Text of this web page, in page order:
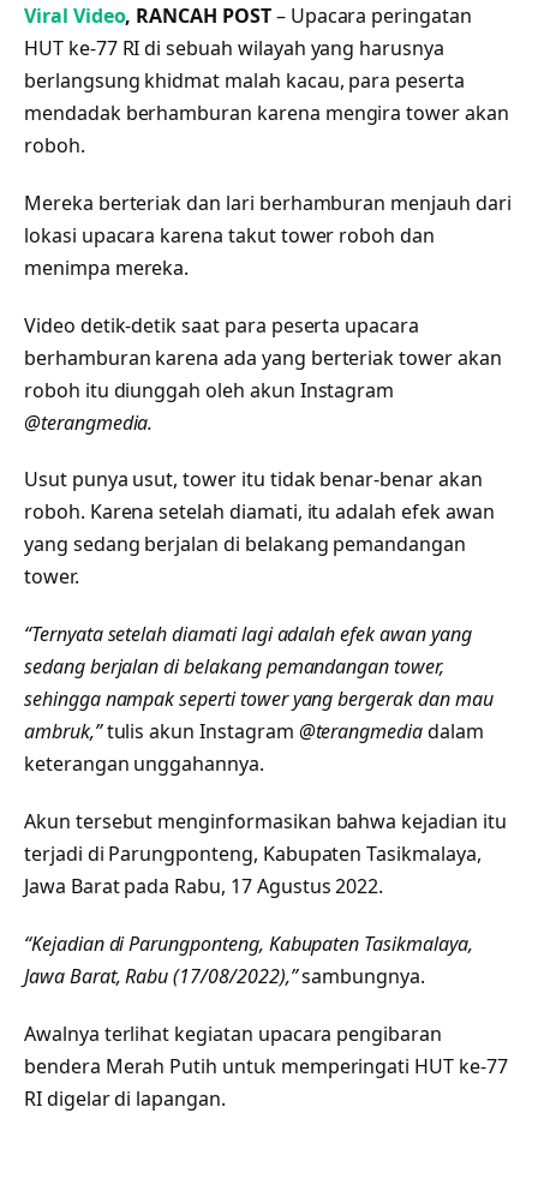
Viral Video, RANCAH POST– Upacara peringatan
HUT ke-77 RI di sebuah wilayah yang harusnya
berlangsung khidmat malah kacau, para peserta
mendadak berhamburan karena mengira tower akan
roboh.
Mereka berteriak dan lari berhamburan menjauh dari
lokasi upacara karena takut tower roboh dan
menimpa mereka.
Video detik-detik saat para peserta upacara
berhamburan karena ada yang berteriak tower akan
roboh itu diunggah oleh akun Instagram
@terangmedia.
Usut punya usut, tower itu tidak benar-benar akan
roboh. Karena setelah diamati, itu adalah efek awan
yang sedang berjalan di belakang pemandangan
tower.
“Ternyata setelah diamati lagi adalah efek awan yang
sedang berjalan di belakang pemandangan tower,
sehingga nampak seperti tower yang bergerak dan mau
ambruk,”tulis akun Instagram @terangmediadalam
keterangan unggahannya.
Akun tersebut menginformasikan bahwa kejadian itu
terjadi di Parungponteng, Kabupaten Tasikmalaya,
Jawa Barat pada Rabu, 17 Agustus 2022.
“Kejadian di Parungponteng, Kabupaten Tasikmalaya,
Jawa Barat, Rabu (17/08/2022),”sambungnya.
Awalnya terlihat kegiatan upacara pengibaran
bendera Merah Putih untuk memperingati HUT ke-77
RI digelar di lapangan.